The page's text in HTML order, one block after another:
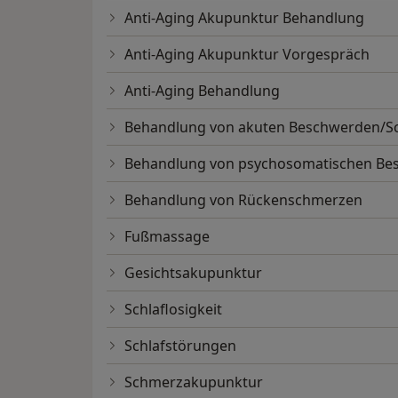
Anti-Aging Akupunktur Behandlung
Anti-Aging Akupunktur Vorgespräch
Anti-Aging Behandlung
Behandlung von akuten Beschwerden/
Behandlung von psychosomatischen
Behandlung von Rückenschmerzen
Fußmassage
Gesichtsakupunktur
Schlaflosigkeit
Schlafstörungen
Schmerzakupunktur